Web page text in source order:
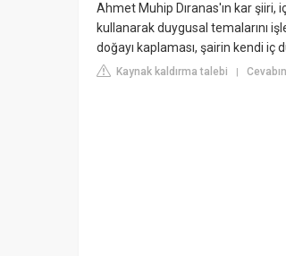
Ahmet Muhip Dıranas'ın kar şiiri,
kullanarak duygusal temalarını
doğayı kaplaması, şairin kendi iç
Kaynak kaldırma talebi